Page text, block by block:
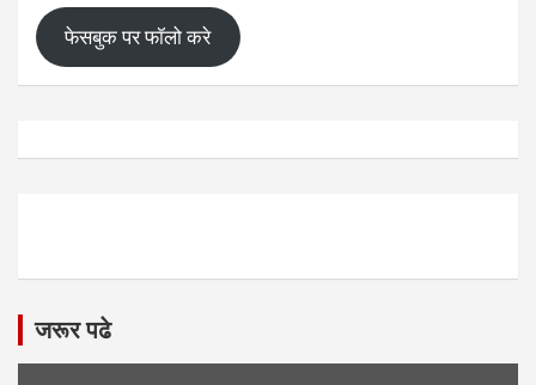
फेसबुक पर फॉलो करे
जरूर पढे